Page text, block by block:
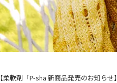
【柔軟剤「P-sha 新商品発売のお知らせ】